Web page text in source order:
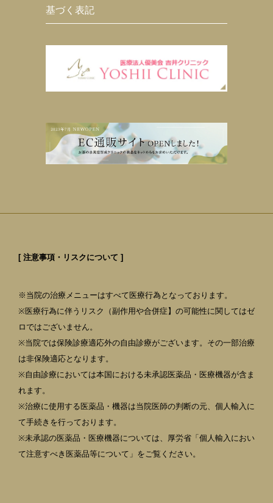
基づく表記
[ 注意事項・リスクについて ]
※当院の治療メニューはすべて医療行為となっております。
※医療行為に伴うリスク（副作用や合併症】の可能性に関してはゼ
ロではございません。
※当院では保険診療適応外の自由診療がございます。その一部治療
は非保険適応となります。
※自由診療においては本国における未承認医薬品・医療機器が含ま
れます。
※治療に使用する医薬品・機器は当院医師の判断の元、個人輸入に
て手続きを行っております。
※未承認の医薬品・医療機器については、厚労省「個人輸入におい
て注意すべき医薬品等について」をご覧ください。